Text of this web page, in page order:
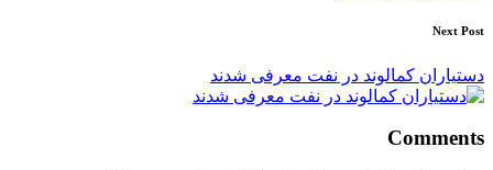
Next Post
دستیاران کمالوند در نفت معرفی شدند
Comments